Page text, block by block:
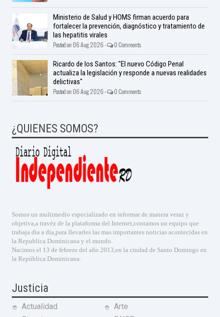
Ministerio de Salud y HOMS firman acuerdo para
fortalecer la prevención, diagnóstico y tratamiento de
las hepatitis virales
Posted on 06 Aug 2026 - 0 Comments
Ricardo de los Santos: "El nuevo Código Penal
actualiza la legislación y responde a nuevas realidades
delictivas"
Posted on 06 Aug 2026 - 0 Comments
¿QUIENES SOMOS?
Somos un multimedio especializado en informar de manera veraz y
objetiva,a travéz de la plataforma del Internet,contamos un equipo que
trabaja dia a dia,para llevarles las mas importantes noticias acontecidas en
la Republica Dominicana y el mundo.
Nacimos el 13 de febrero del año 2013,en la ciudad de Santo Domingo en
la República Dominicana.
Justicia
Actualidad
Arte